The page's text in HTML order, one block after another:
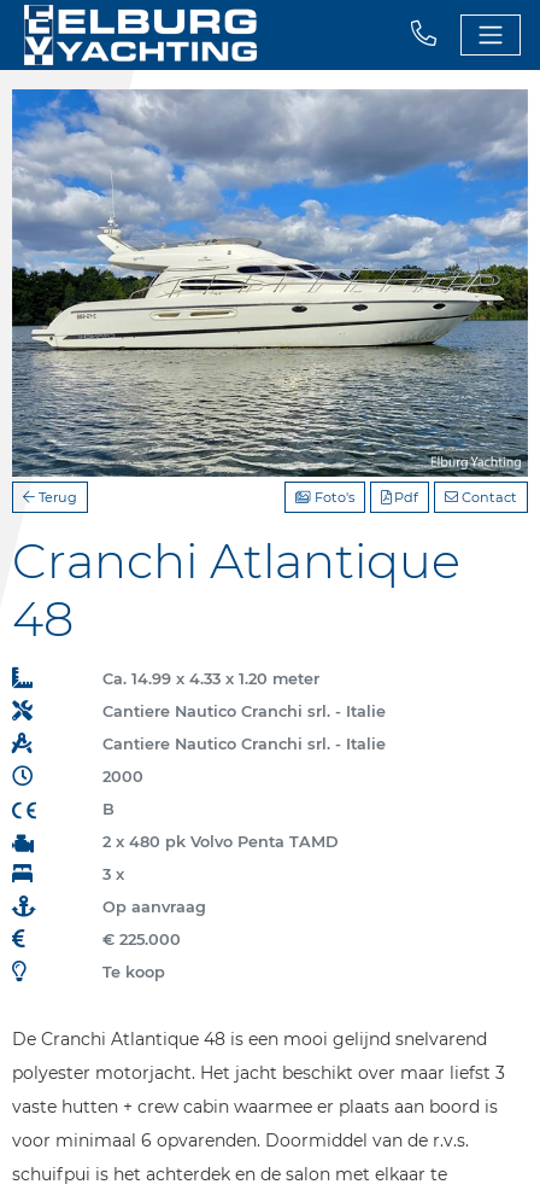
Terug Contact
Pdf
Foto's
Cranchi Atlantique
48
Ca. 14.99 x 4.33 x 1.20 meter
Cantiere Nautico Cranchi srl. - Italie
Cantiere Nautico Cranchi srl. - Italie
2000
B
2 x 480 pk Volvo Penta TAMD
3 x
Op aanvraag
€ 225.000
Te koop
De Cranchi Atlantique 48 is een mooi gelijnd snelvarend
polyester motorjacht. Het jacht beschikt over maar liefst 3
vaste hutten + crew cabin waarmee er plaats aan boord is
voor minimaal 6 opvarenden. Doormiddel van de r.v.s.
schuifpui is het achterdek en de salon met elkaar te